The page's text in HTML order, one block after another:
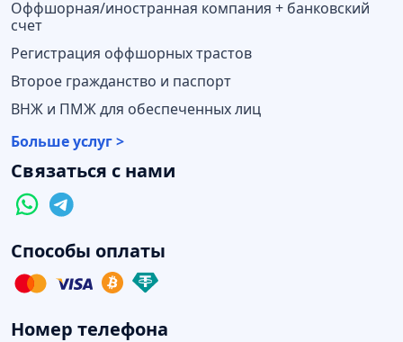
Оффшорная/иностранная компания + банковский
счет
Регистрация оффшорных трастов
Второе гражданство и паспорт
ВНЖ и ПМЖ для обеспеченных лиц
Больше услуг >
Связаться с нами
Способы оплаты
Номер телефона